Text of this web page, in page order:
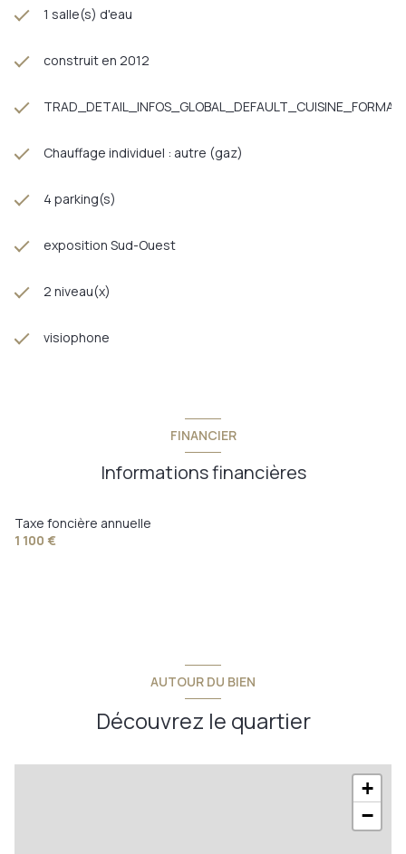
1 salle(s) d'eau
construit en 2012
Chauffage individuel : autre (gaz)
4 parking(s)
exposition Sud-Ouest
2 niveau(x)
visiophone
FINANCIER
Informations financières
Taxe foncière annuelle
1 100 €
AUTOUR DU BIEN
Découvrez le quartier
+
−